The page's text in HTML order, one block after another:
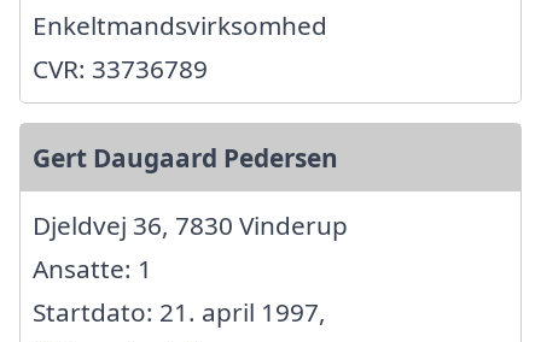
Enkeltmandsvirksomhed
CVR: 33736789
Gert Daugaard Pedersen
Djeldvej 36, 7830 Vinderup
Ansatte: 1
Startdato: 21. april 1997,